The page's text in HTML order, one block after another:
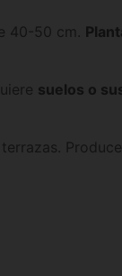
40-50 cm.
suelos o